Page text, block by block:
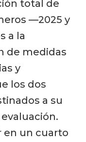
total de
—2025 y
a la
de medidas
y
los dos
a su
en un cuarto